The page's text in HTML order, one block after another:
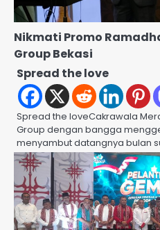
Nikmati Promo
Group Bekasi
Spread the love
Spread the loveCakrawala
Group dengan bangga
menyambut datangnya bulan